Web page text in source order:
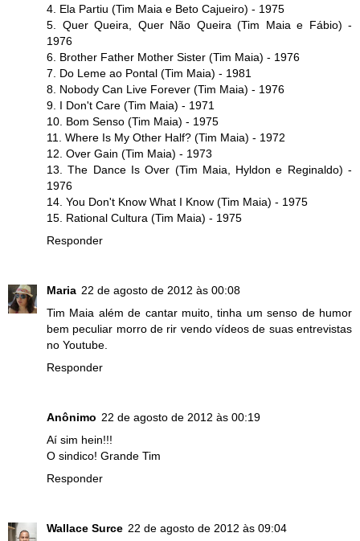
4. Ela Partiu (Tim Maia e Beto Cajueiro) - 1975
5. Quer Queira, Quer Não Queira (Tim Maia e Fábio) -
1976
6. Brother Father Mother Sister (Tim Maia) - 1976
7. Do Leme ao Pontal (Tim Maia) - 1981
8. Nobody Can Live Forever (Tim Maia) - 1976
9. I Don't Care (Tim Maia) - 1971
10. Bom Senso (Tim Maia) - 1975
11. Where Is My Other Half? (Tim Maia) - 1972
12. Over Gain (Tim Maia) - 1973
13. The Dance Is Over (Tim Maia, Hyldon e Reginaldo) -
1976
14. You Don't Know What I Know (Tim Maia) - 1975
15. Rational Cultura (Tim Maia) - 1975
Responder
Maria 22 de agosto de 2012 às 00:08
Tim Maia além de cantar muito, tinha um senso de humor
bem peculiar morro de rir vendo vídeos de suas entrevistas
no Youtube.
Responder
Anônimo 22 de agosto de 2012 às 00:19
Aí sim hein!!!
O sindico! Grande Tim
Responder
Wallace Surce 22 de agosto de 2012 às 09:04